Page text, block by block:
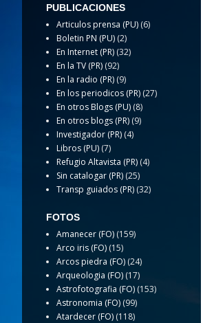
PUBLICACIONES
Articulos prensa (PU) (6)
Boletin PN (PU) (2)
En Internet (PR) (32)
En la TV (PR) (92)
En la radio (PR) (9)
En los periodicos (PR) (27)
En otros Blogs (PU) (8)
En otros blogs (PR) (9)
Investigador (PR) (4)
Libros (PU) (7)
Refugio Altavista (PR) (4)
Sin catalogar (PR) (25)
Transp guiados (PR) (32)
FOTOS
Amanecer (FO) (159)
Arco iris (FO) (15)
Arcos piedra (FO) (24)
Arqueologia (FO) (17)
Astrofotografia (FO) (153)
Astronomia (FO) (99)
Atardecer (FO) (118)